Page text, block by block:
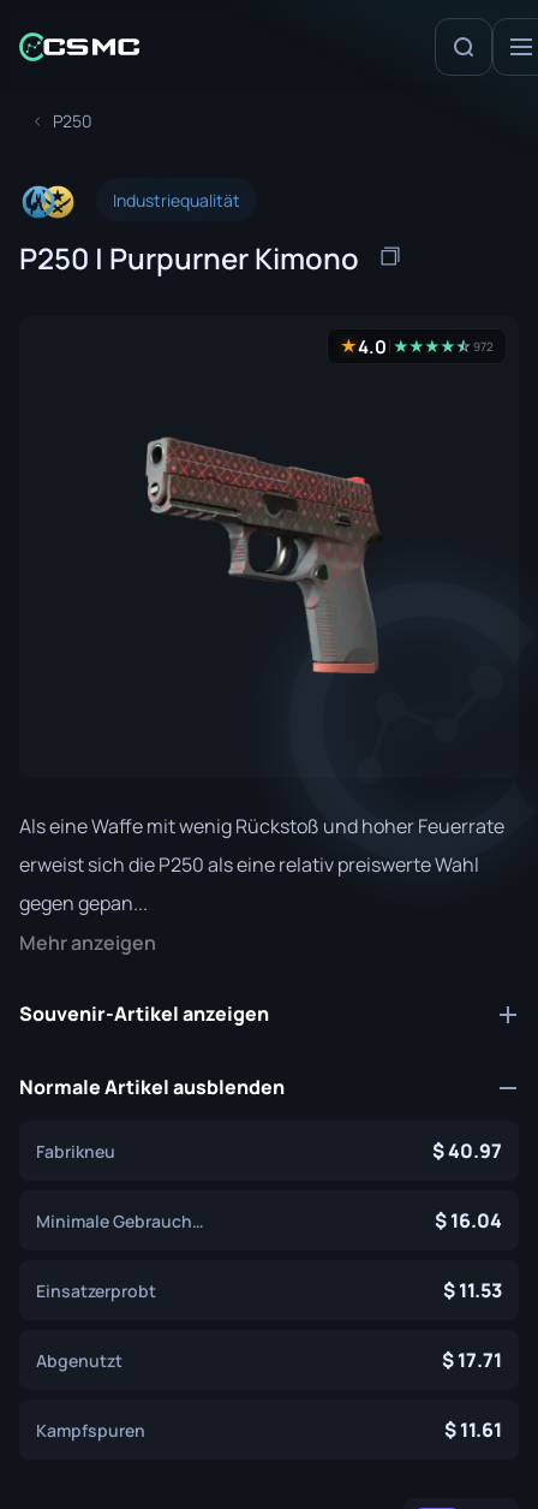
P250
Industriequalität
P250 | Purpurner Kimono
★4.0 ★★★★★
☆972
Als eine Waffe mit wenig Rückstoß und hoher Feuerrate
erweist sich die P250 als eine relativ preiswerte Wahl
gegen gepan...
Mehr anzeigen
Souvenir-Artikel anzeigen
Normale Artikel ausblenden
Fabrikneu 40.97
Minimale Gebrauchsspuren 16.04
Einsatzerprobt 11.53
Abgenutzt 17.71
Kampfspuren 11.61